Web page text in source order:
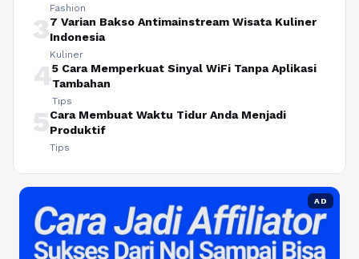
Fashion
37 Varian Bakso Antimainstream Wisata Kuliner
Indonesia
Kuliner
45 Cara Memperkuat Sinyal WiFi Tanpa Aplikasi
Tambahan
Tips
5Cara Membuat Waktu Tidur Anda Menjadi
Produktif
Tips
AD